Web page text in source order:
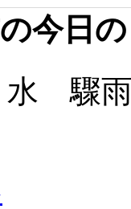
今日
驟雨